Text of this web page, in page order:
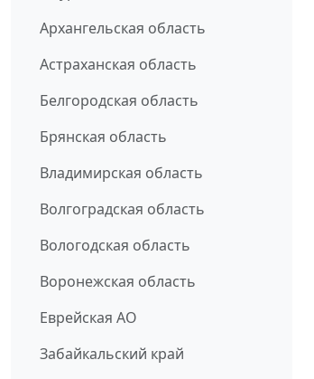
Архангельская область
Астраханская область
Белгородская область
Брянская область
Владимирская область
Волгоградская область
Вологодская область
Воронежская область
Еврейская АО
Забайкальский край